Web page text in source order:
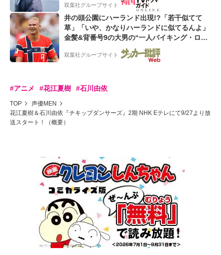
双葉社グループサイト
井の頭公園にハーランド出現!?「若干似てて
草」「いや、かなりハーランドに似てるんよ」
金髪&背番号9の大男の“一人バイキング・ロ
ー”映像が話題!「元気をもらった」
双葉社グループサイト
#アニメ #花江夏樹 #石川由依
TOP
声優MEN
花江夏樹＆石川由依『チキップダンサーズ』2期 NHK Eテレにて9/27より放
送スタート！（概要）